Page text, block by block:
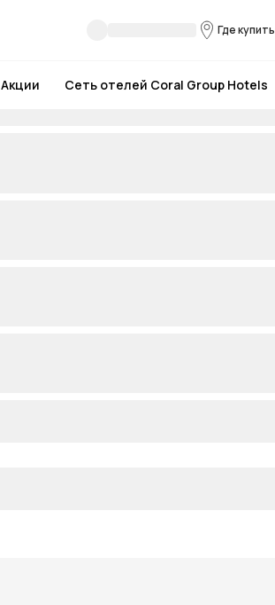
Где купить
Акции Сеть отелей Coral Group Hotels